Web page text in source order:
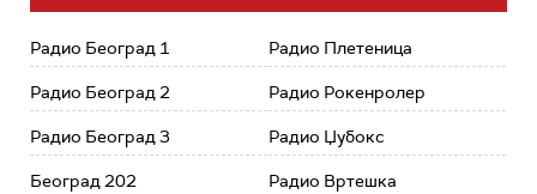
Радио Београд 1
Радио Београд 2
Радио Београд 3
Београд 202
Радио Плетеница
Радио Рокенролер
Радио Џубокс
Радио Вртешка